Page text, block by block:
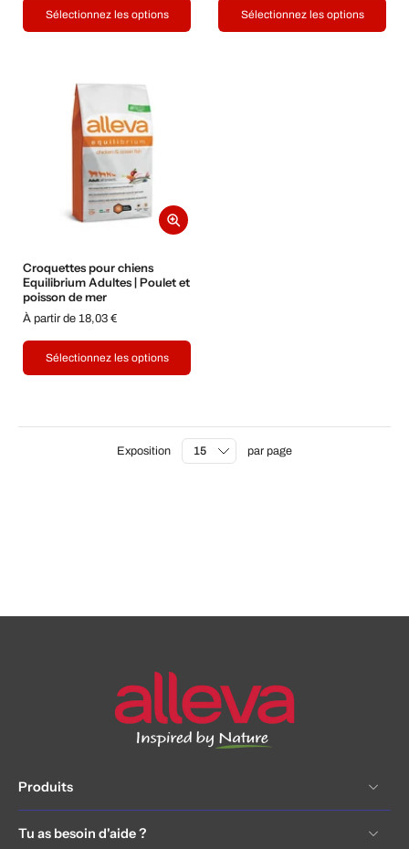
Sélectionnez les options Sélectionnez les options
Croquettes pour chiens
Equilibrium Adultes | Poulet et
poisson de mer
À partir de 18,03 €
Sélectionnez les options
Exposition par page
Produits
Tu as besoin d'aide ?